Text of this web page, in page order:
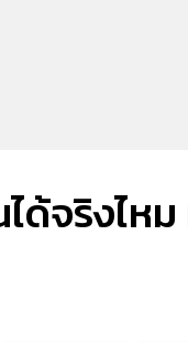
ด้จริงไห